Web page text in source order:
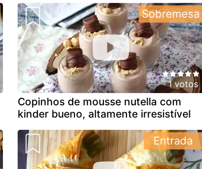
1 votos
Copinhos de mousse nutella com
kinder bueno, altamente irresistível
Sobremesa
Entrada